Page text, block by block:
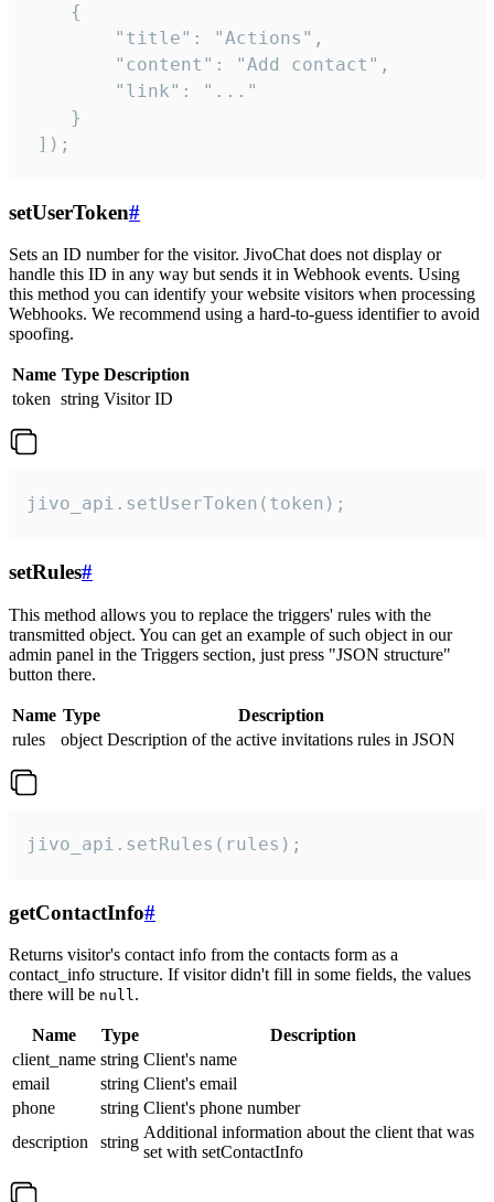
    {
        "title": "Actions",
        "content": "Add contact",
        "link": "..."
    }
]);
setUserToken#
Sets an ID number for the visitor. JivoChat does not display or
handle this ID in any way but sends it in Webhook events. Using
this method you can identify your website visitors when processing
Webhooks. We recommend using a hard-to-guess identifier to avoid
spoofing.
Name Type Description
token string Visitor ID
jivo_api.setUserToken(token);
setRules#
This method allows you to replace the triggers' rules with the
transmitted object. You can get an example of such object in our
admin panel in the Triggers section, just press "JSON structure"
button there.
Name Type
Description
rules
object Description of the active invitations rules in JSON
jivo_api.setRules(rules);
getContactInfo#
Returns visitor's contact info from the contacts form as a
contact_info structure. If visitor didn't fill in some fields, the values
there will be null.
Name Type
Description
client_name string Client's name
email
string Client's email
phone
string Client's phone number
description
string
Additional information about the client that was
set with setContactInfo